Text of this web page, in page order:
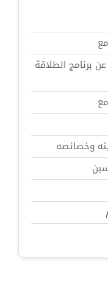
برنامج الطلاقة
وخصائصه